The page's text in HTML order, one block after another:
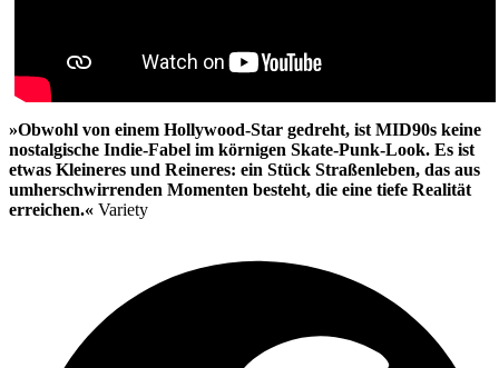
»Obwohl von einem Hollywood-Star gedreht, ist MID90s keine
nostalgische Indie-Fabel im körnigen Skate-Punk-Look. Es ist
etwas Kleineres und Reineres: ein Stück Straßenleben, das aus
umherschwirrenden Momenten besteht, die eine tiefe Realität
erreichen.« Variety